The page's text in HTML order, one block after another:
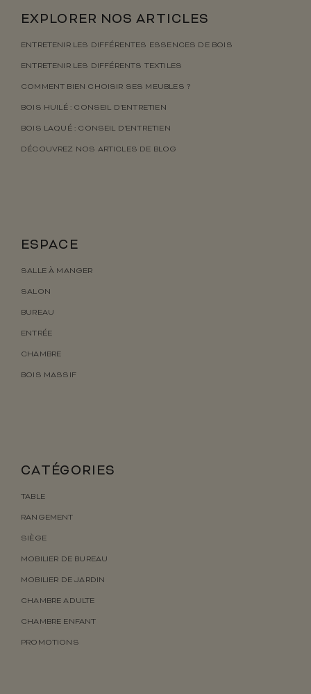
EXPLORER NOS ARTICLES
ENTRETENIR LES DIFFÉRENTES ESSENCES DE BOIS
ENTRETENIR LES DIFFÉRENTS TEXTILES
COMMENT BIEN CHOISIR SES MEUBLES ?
BOIS HUILÉ : CONSEIL D’ENTRETIEN
BOIS LAQUÉ : CONSEIL D’ENTRETIEN
DÉCOUVREZ NOS ARTICLES DE BLOG
ESPACE
SALLE À MANGER
SALON
BUREAU
ENTRÉE
CHAMBRE
BOIS MASSIF
CATÉGORIES
TABLE
RANGEMENT
SIÈGE
MOBILIER DE BUREAU
MOBILIER DE JARDIN
CHAMBRE ADULTE
CHAMBRE ENFANT
PROMOTIONS